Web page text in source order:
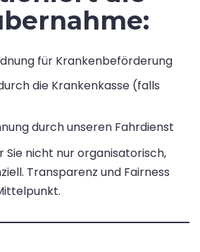
für Krankenbeförderung
die Krankenkasse (falls
durch unseren Fahrdienst
Sie nicht nur organisatorisch,
Transparenz und Fairness